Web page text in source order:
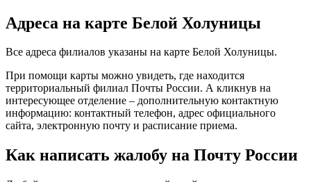
Адреса на карте Белой Холуницы
Все адреса филиалов указаны на карте Белой Холуницы.
При помощи карты можно увидеть, где находится
территориальный филиал Почты России. А кликнув на
интересующее отделение – дополнительную контактную
информацию: контактный телефон, адрес официального
сайта, электронную почту и расписание приема.
Как написать жалобу на Почту России